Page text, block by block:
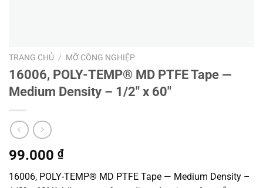
TRANG CHỦ / MỠ CÔNG NGHIỆP
16006, POLY-TEMP® MD PTFE Tape —
Medium Density – 1/2″ x 60″
99.000 ₫
16006, POLY-TEMP® MD PTFE Tape — Medium Density –